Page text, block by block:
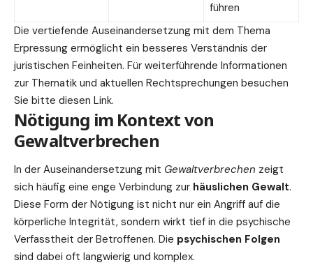
führen
Die vertiefende Auseinandersetzung mit dem Thema
Erpressung ermöglicht ein besseres Verständnis der
juristischen Feinheiten. Für weiterführende Informationen
zur Thematik und aktuellen Rechtsprechungen besuchen
Sie bitte diesen Link.
Nötigung im Kontext von
Gewaltverbrechen
In der Auseinandersetzung mit Gewaltverbrechen zeigt
sich häufig eine enge Verbindung zur häuslichen Gewalt.
Diese Form der Nötigung ist nicht nur ein Angriff auf die
körperliche Integrität, sondern wirkt tief in die psychische
Verfasstheit der Betroffenen. Die psychischen Folgen
sind dabei oft langwierig und komplex.